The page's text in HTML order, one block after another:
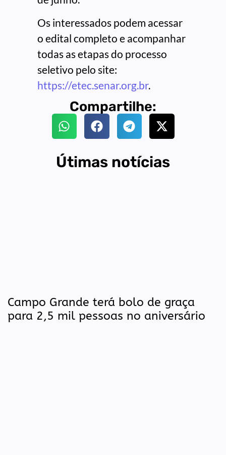
Os interessados podem acessar
o edital completo e acompanhar
todas as etapas do processo
seletivo pelo site:
https://etec.senar.org.br.
Compartilhe:
Útimas notícias
Campo Grande terá bolo de graça
para 2,5 mil pessoas no aniversário